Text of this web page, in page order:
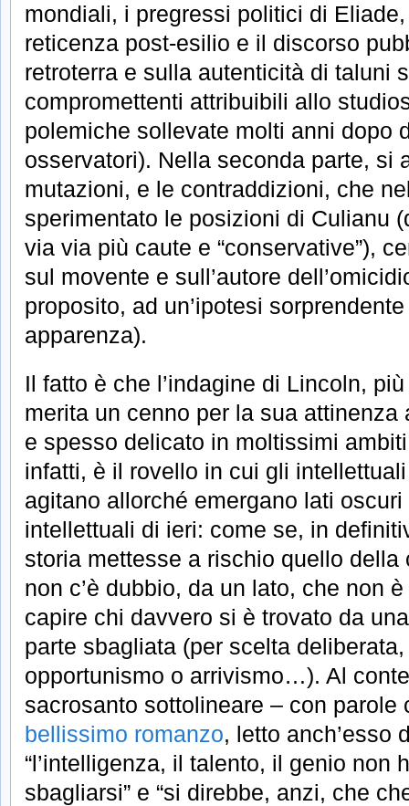
mondiali, i pregressi politici di
reticenza post-esilio e il discorso
retroterra e sulla autenticità di taluni
compromettenti attribuibili allo
polemiche sollevate molti anni dopo
osservatori). Nella seconda parte, si
mutazioni, e le contraddizioni, che
sperimentato le posizioni di Culianu
via via più caute e “conservative”),
sul movente e sull’autore
proposito, ad un’ipotesi
apparenza).
Il fatto è che l’indagine di Lincoln,
merita un cenno per la sua attinenza
e spesso delicato in moltissimi
infatti, è il rovello in cui gli
agitano allorché emergano lati
intellettuali di ieri: come se, in
storia mettesse a rischio quello della
non c’è dubbio, da un lato, che non
capire chi davvero si è trovato da
parte sbagliata (per scelta
opportunismo o arrivismo…). Al
sacrosanto sottolineare – con parole
bellissimo romanzo, letto anch’esso
“l’intelligenza, il talento, il genio non
sbagliarsi” e “si direbbe, anzi, che